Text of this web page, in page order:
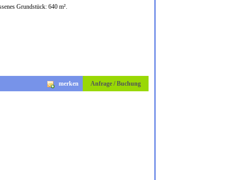
Grundstück: 640 m².
Anfrage / Buchung
merken